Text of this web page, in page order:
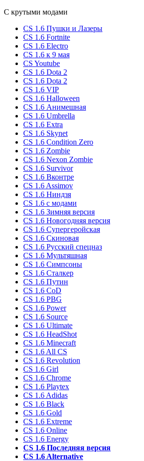
С крутыми модами
CS 1.6 Пушки и Лазеры
CS 1.6 Fortnite
CS 1.6 Electro
CS 1.6 к 9 мая
CS Youtube
CS 1.6 Dota 2
CS 1.6 Dota 2
CS 1.6 VIP
CS 1.6 Halloween
CS 1.6 Анимешная
CS 1.6 Umbrella
CS 1.6 Extra
CS 1.6 Skynet
CS 1.6 Condition Zero
CS 1.6 Zombie
CS 1.6 Nexon Zombie
CS 1.6 Survivor
CS 1.6 Вконтре
CS 1.6 Assimov
CS 1.6 Ниндзя
CS 1.6 с модами
CS 1.6 Зимняя версия
CS 1.6 Новогодняя версия
CS 1.6 Супергеройская
CS 1.6 Скиновая
CS 1.6 Русский спецназ
CS 1.6 Мультяшная
CS 1.6 Симпсоны
CS 1.6 Сталкер
CS 1.6 Путин
CS 1.6 CoD
CS 1.6 PBG
CS 1.6 Power
CS 1.6 Source
CS 1.6 Ultimate
CS 1.6 HeadShot
CS 1.6 Minecraft
CS 1.6 All CS
CS 1.6 Revolution
CS 1.6 Girl
CS 1.6 Chrome
CS 1.6 Playtex
CS 1.6 Adidas
CS 1.6 Black
CS 1.6 Gold
CS 1.6 Extreme
CS 1.6 Online
CS 1.6 Energy
CS 1.6 Последняя версия
CS 1.6 Alternative